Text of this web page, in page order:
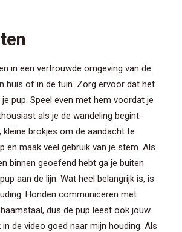
in een vertrouwde omgeving van de
huis of in de tuin. Zorg ervoor dat het
pup. Speel even met hem voordat je
als je de wandeling begint.
kleine brokjes om de aandacht te
en maak veel gebruik van je stem. Als
binnen geoefend hebt ga je buiten
aan de lijn. Wat heel belangrijk is, is
Honden communiceren met
dus de pup leest ook jouw
de video goed naar mijn houding. Als